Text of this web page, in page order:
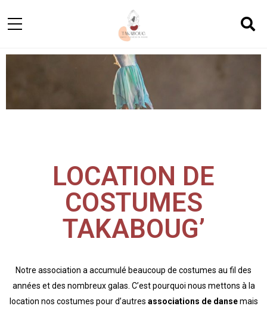
LOCATION DE
COSTUMES
TAKABOUG’
Notre association a accumulé beaucoup de costumes au fil des
années et des nombreux galas. C’est pourquoi nous mettons à la
location nos costumes pour d’autres associations de dansemais